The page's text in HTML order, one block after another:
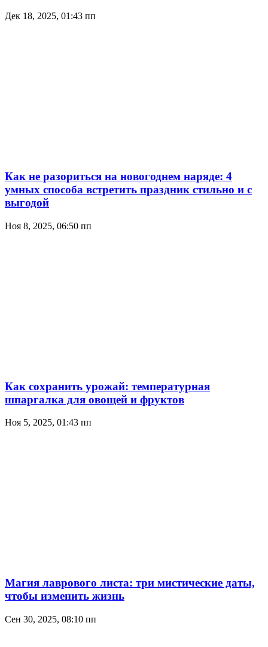
Дек 18, 2025, 01:43 пп
Как не разориться на новогоднем наряде: 4
умных способа встретить праздник стильно и с
выгодой
Ноя 8, 2025, 06:50 пп
Как сохранить урожай: температурная
шпаргалка для овощей и фруктов
Ноя 5, 2025, 01:43 пп
Магия лаврового листа: три мистические даты,
чтобы изменить жизнь
Сен 30, 2025, 08:10 пп